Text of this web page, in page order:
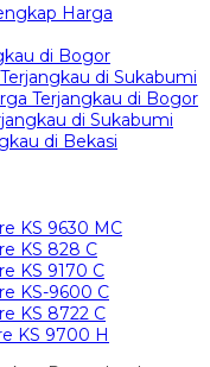
Harga
di Bogor
di Sukabumi
Terjangkau di Bogor
di Sukabumi
di Bekasi
KS 9630 MC
KS 828 C
KS 9170 C
KS-9600 C
KS 8722 C
KS 9700 H